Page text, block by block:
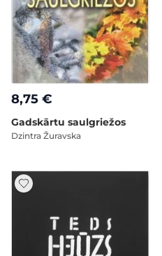
8,75 €
Gadskārtu saulgriežos
Dzintra Žuravska